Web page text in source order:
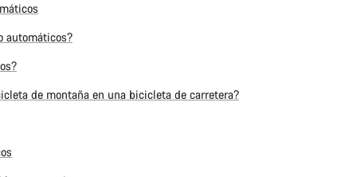
automáticos?
de montaña en una bicicleta de carretera?